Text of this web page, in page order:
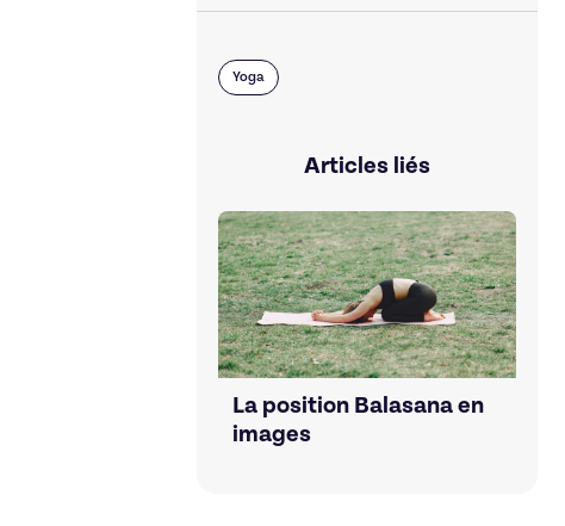
Yoga
Articles liés
La position Balasana en
images